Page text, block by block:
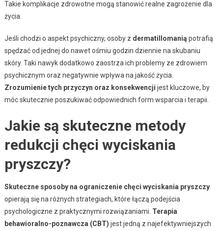
Takie komplikacje zdrowotne mogą stanowić realne zagrożenie dla
życia.
Jeśli chodzi o aspekt psychiczny, osoby z dermatillomanią potrafią
spędzać od jednej do nawet ośmiu godzin dziennie na skubaniu
skóry. Taki nawyk dodatkowo zaostrza ich problemy ze zdrowiem
psychicznym oraz negatywnie wpływa na jakość życia.
Zrozumienie tych przyczyn oraz konsekwencji jest kluczowe, by
móc skutecznie poszukiwać odpowiednich form wsparcia i terapii.
Jakie są skuteczne metody
redukcji chęci wyciskania
pryszczy?
Skuteczne sposoby na ograniczenie chęci wyciskania pryszczy
opierają się na różnych strategiach, które łączą podejścia
psychologiczne z praktycznymi rozwiązaniami. Terapia
behawioralno-poznawcza (CBT) jest jedną z najefektywniejszych